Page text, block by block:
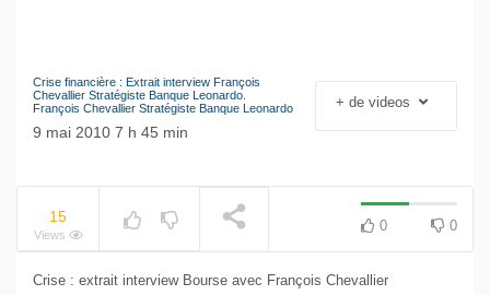
Le séisme industriel
Volkswagen
Crise financière : Extrait interview François
Chevallier Stratégiste Banque Leonardo.
François Chevallier Stratégiste Banque Leonardo
9 mai 2010 7 h 45 min
+ de videos
15
Views
0 0
Crise : extrait interview Bourse avec François Chevallier